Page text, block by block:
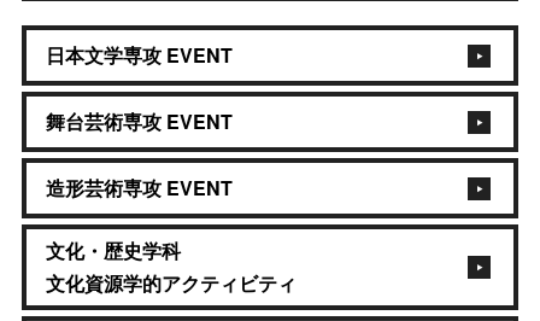
日本文学専攻 EVENT
舞台芸術専攻 EVENT
造形芸術専攻 EVENT
文化・歴史学科
文化資源学的アクティビティ